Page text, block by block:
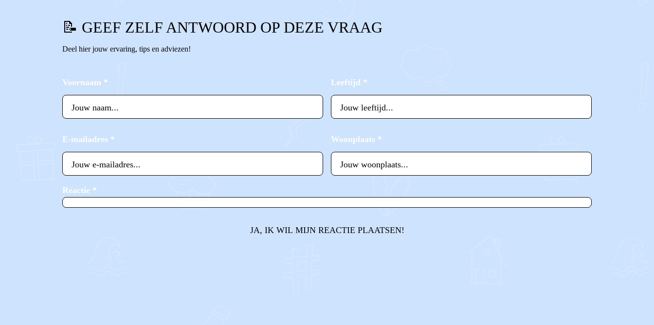
📝 GEEF ZELF ANTWOORD OP DEZE VRAAG
Deel hier jouw ervaring, tips en adviezen!
Voornaam * Leeftijd *
E-mailadres * Woonplaats *
Reactie *
JA, IK WIL MIJN REACTIE PLAATSEN!